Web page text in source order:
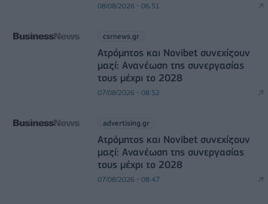
08/08/2026 - 06:51
csrnews.gr
Ατρόμητος και Novibet συνεχίζουν
μαζί: Ανανέωση της συνεργασίας
τους μέχρι το 2028
07/08/2026 - 08:52
advertising.gr
Ατρόμητος και Novibet συνεχίζουν
μαζί: Ανανέωση της συνεργασίας
τους μέχρι το 2028
07/08/2026 - 08:47